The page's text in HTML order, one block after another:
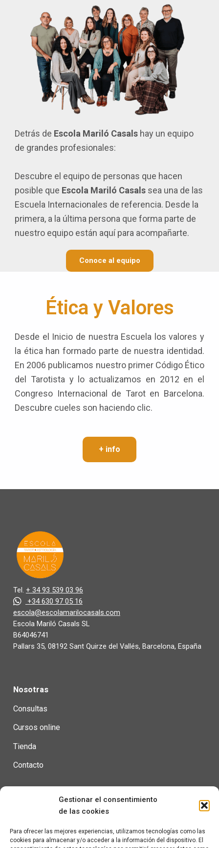
Gestionar el consentimiento
de las cookies
Para ofrecer las mejores experiencias, utilizamos tecnologías como las
cookies para almacenar y/o acceder a la información del dispositivo. El
Detrás de Escola Mariló Casals hay un equipo
de grandes profesionales:
Descubre el equipo de personas que hacen
posible que Escola Mariló Casals sea una de las
Escuela Internacionales de referencia. Desde la
primera, a la última persona que forma parte de
nuestro equipo están aquí para acompañarte.
Conoce al equipo
Ética y Valores
Desde el Inicio de nuestra Escuela los valores y
la ética han formado parte de nuestra identidad.
En 2006 publicamos nuestro primer Código Ético
del Tarotista y lo actualizamos en 2012 en el
Congreso Internacional de Tarot en Barcelona.
Descubre cueles son haciendo clic.
+ info
Tel. + 34 93 539 03 96
+34 630 97 05 16
escola@escolamarilocasals.com
Escola Mariló Casals SL
B64046741
Pallars 35, 08192 Sant Quirze del Vallés, Barcelona, España
Nosotras
Consultas
Cursos online
Tienda
Contacto
Condiciones de uso
Política de privacidad